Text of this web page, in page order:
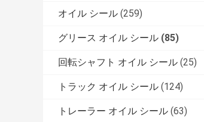
オイル シール (259)
グリース オイル シール (85)
回転シャフト オイル シール (25)
トラック オイル シール (124)
トレーラー オイル シール (63)